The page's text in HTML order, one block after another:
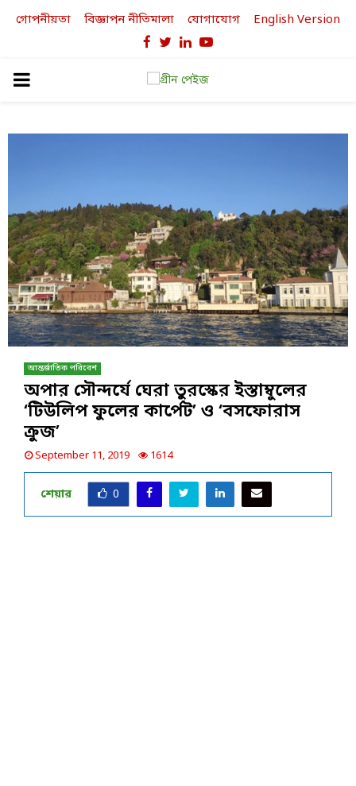
গোপনীয়তা বিজ্ঞাপন নীতিমালা যোগাযোগ English Version
Facebook
TwitterLinkedinYoutube
PRIMARY
আন্তর্জাতিক পরিবেশ
অপার সৌন্দর্যে ঘেরা তুরস্কের ইস্তাম্বুলের
‘টিউলিপ ফুলের কার্পেট’ ও ‘বসফোরাস
ক্রুজ’
September 11, 2019 1614
শেয়ার 0